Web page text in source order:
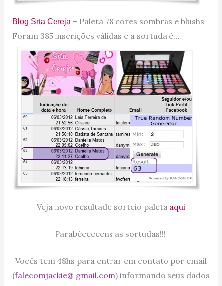
Blog Srta Cereja – Paleta 78 cores sombras e blushs
Foram 385 inscrições válidas e a sortuda é…
Veja novo resultado sorteio paleta aqui
Parabéeeeeens as sortudas!!!
Vocês tem 48hs para entrar em contato por email
(falecomjackie@ gmail.com) informando seus dados